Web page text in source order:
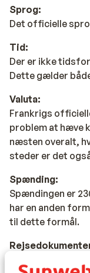
Sprog:
Det officielle
Tid:
Der er ikke
Dette gælder
Valuta:
Frankrigs
problem at hæve
næsten overalt,
steder er det
Spænding:
Spændingen er
har en anden
til dette formål.